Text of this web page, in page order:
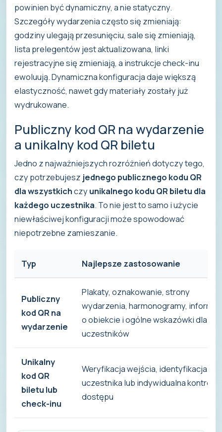
powinien być dynamiczny, a nie statyczny.
Szczegóły wydarzenia często się zmieniają:
godziny ulegają przesunięciu, sale się zmieniają,
lista prelegentów jest aktualizowana, linki
rejestracyjne się zmieniają, a instrukcje check-inu
ewoluują. Dynamiczna konfiguracja daje większą
elastyczność, nawet gdy materiały zostały już
wydrukowane.
Publiczny kod QR na wydarzenie
a unikalny kod QR biletu
Jedno z najważniejszych rozróżnień dotyczy tego,
czy potrzebujesz jednego publicznego kodu QR
dla wszystkichczy unikalnego kodu QR biletu dla
każdego uczestnika. To nie jest to samo i użycie
niewłaściwej konfiguracji może spowodować
niepotrzebne zamieszanie.
Typ Najlepsze zastosowanie
Publiczny
kod QR na
wydarzenie
Plakaty, oznakowanie, strony
wydarzenia, harmonogramy,
o obiekcie i ogólne wskazówki dla
uczestników
Unikalny
kod QR
biletu lub
check-inu
Weryfikacja wejścia, identyfikacja
uczestnika lub indywidualna kontrola
dostępu